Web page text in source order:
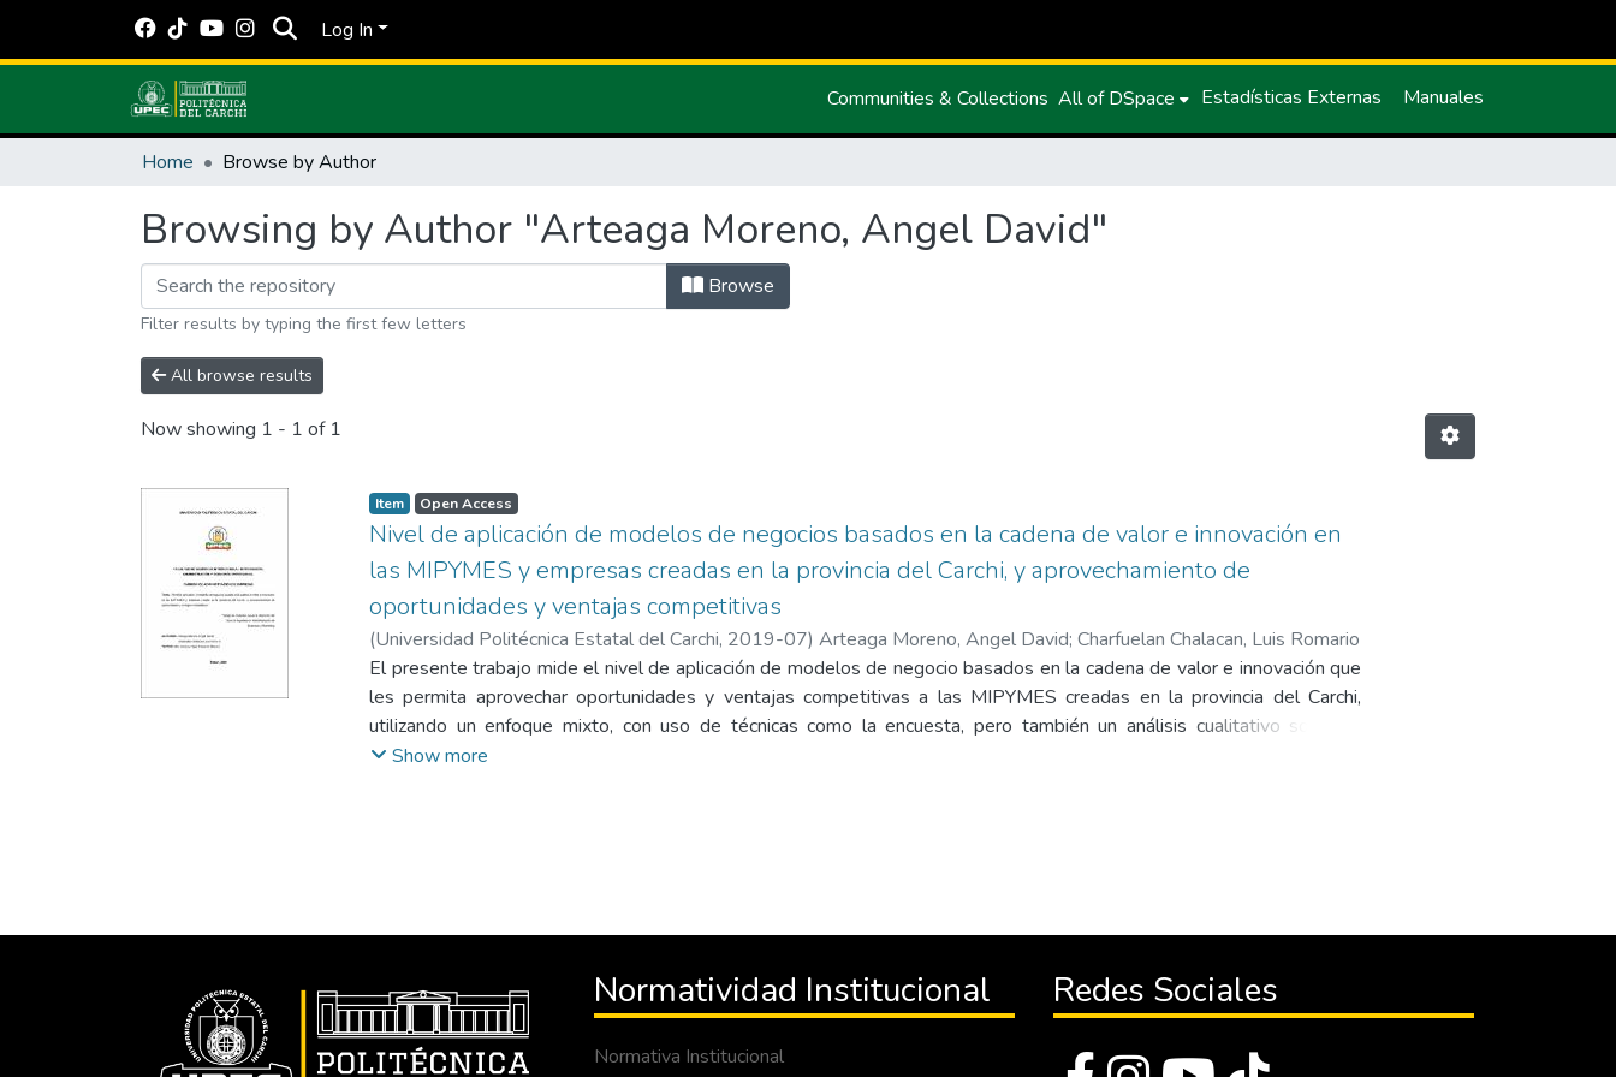
Log In
Communities & Collections All of DSpace Estadísticas Externas Manuales
Home Browse by Author
Browsing by Author "Arteaga Moreno, Angel David"
Browse
Filter results by typing the first few letters
All browse results
Now showing 1 - 1 of 1
Item Open Access
Nivel de aplicación de modelos de negocios basados en la cadena de valor e innovación en
las MIPYMES y empresas creadas en la provincia del Carchi, y aprovechamiento de
oportunidades y ventajas competitivas
(Universidad Politécnica Estatal del Carchi, 2019-07) Arteaga Moreno, Angel David; Charfuelan Chalacan, Luis Romario
El presente trabajo mide el nivel de aplicación de modelos de negocio basados en la cadena de valor e innovación que
les permita aprovechar oportunidades y ventajas competitivas a las MIPYMES creadas en la provincia del Carchi,
utilizando un enfoque mixto, con uso de técnicas como la encuesta, pero también un análisis cualitativo sobre la
situación actual de las empresas encuestadas, es decir, medimos el nivel de aplicación de modelos de negocio basados
modelos de negocio si se basan en la cadena de valor e innovación y trabajan en la mejora sus procedimientos,
generando moderadas ventajas competitivas; y finalmente, los sectores: comercial, restaurantes y otros (servicios), los
cuales obtuvieron calificaciones regulares, por lo general son negocios administrados por un solo propietario con
Show more
Normatividad Institucional
Normativa Institucional
Redes Sociales